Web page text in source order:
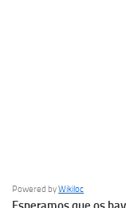
Powered byWikiloc